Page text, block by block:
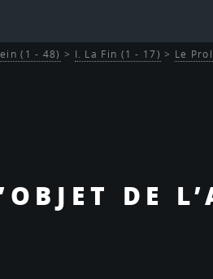
DE
(1 - 48) > I. La Fin (1 - 17) > Le